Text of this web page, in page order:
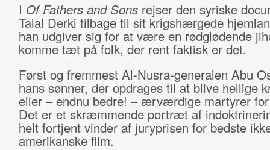
I Of Fathers and Sonsrejser den syriske
Talal Derki tilbage til sit krigshærgede
han udgiver sig for at være en rødglødende
komme tæt på folk, der rent faktisk er det.
Først og fremmest Al-Nusra-generalen Abu
hans sønner, der opdrages til at blive hellige
eller – endnu bedre! – ærværdige martyrer
Det er et skræmmende portræt af
helt fortjent vinder af juryprisen for bedste
amerikanske film.